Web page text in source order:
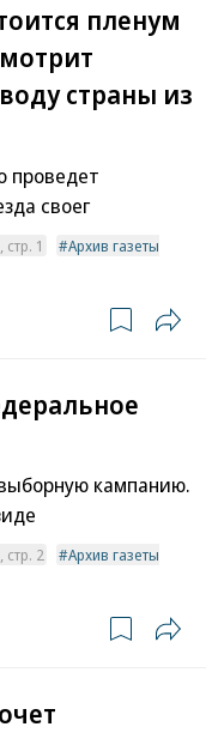
пленум
страны из
проведет
своег
1
Архив газеты
кампанию.
2
Архив газеты